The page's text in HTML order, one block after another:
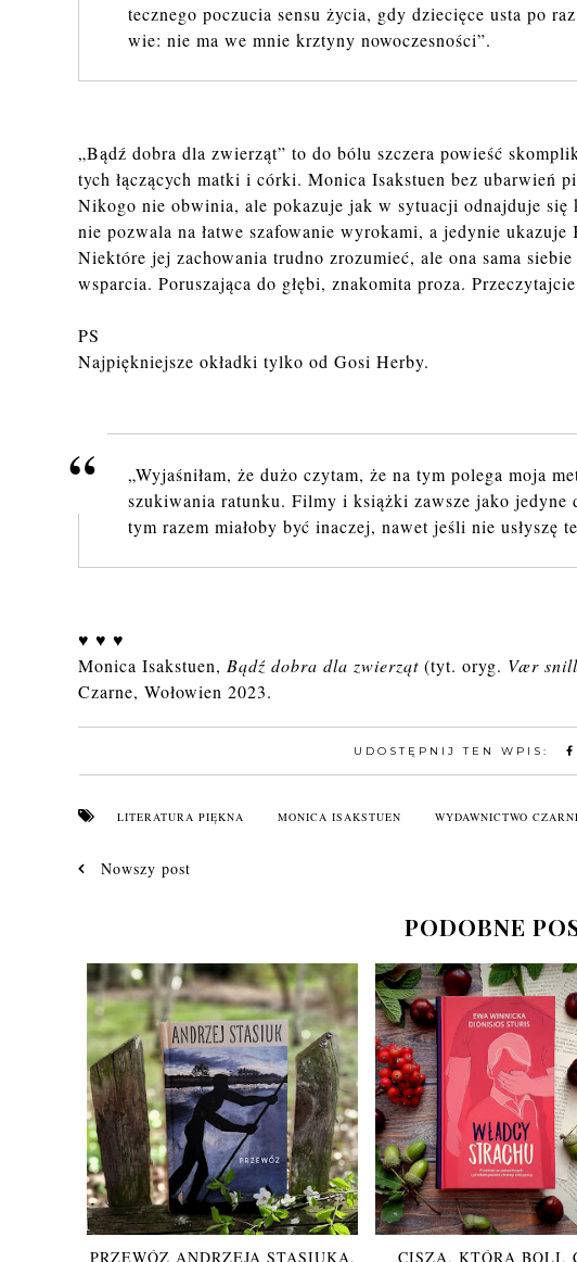
tecz­ne­go po­czu­cia sensu życia, gdy dzie­cię­ce usta po
wie: nie ma we mnie krzty­ny no­wo­cze­sno­ści”.
„Bądź dobra dla zwierząt” to do bólu szczera powieść
tych łączących matki i córki. Monica Isakstuen bez ubarwień
Nikogo nie obwinia, ale pokazuje jak w sytuacji odnajduje się
nie pozwala na łatwe szafowanie wyrokami, a jedynie
Niektóre jej zachowania trudno zrozumieć, ale ona sama
wsparcia. Poruszająca do głębi, znakomita proza.
PS
Najpiękniejsze okładki tylko od Gosi Herby.
„Wy­ja­śni­łam, że dużo czy­tam, że na tym po­le­ga moja
szu­ki­wa­nia ra­tun­ku. Filmy i książ­ki za­wsze jako je­dy­ne
tym razem mia­ło­by być ina­czej, nawet jeśli nie usły­szę
♥ ♥ ♥
Monica Isakstuen, Bądź dobra dla zwierząt (tyt. oryg. Vær
Czarne, Wołowien 2023.
UDOSTĘPNIJ TEN WPIS:
LITERATURA PIĘKNA MONICA ISAKSTUEN WYDAWNICTWO
Nowszy post
PODOBNE
PRZEWÓZ ANDRZEJA STASIUKA, CISZA, KTÓRA BOLI,